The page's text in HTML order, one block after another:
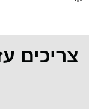
צריכים